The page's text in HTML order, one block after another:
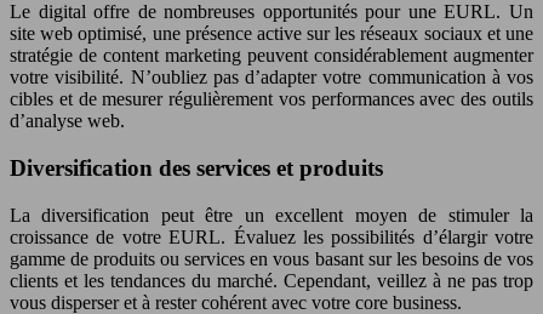
Le digital offre de nombreuses opportunités pour une EURL. Un
site web optimisé, une présence active sur les réseaux sociaux et une
stratégie de content marketing peuvent considérablement augmenter
votre visibilité. N’oubliez pas d’adapter votre communication à vos
cibles et de mesurer régulièrement vos performances avec des outils
d’analyse web.
Diversification des services et produits
La diversification peut être un excellent moyen de stimuler la
croissance de votre EURL. Évaluez les possibilités d’élargir votre
gamme de produits ou services en vous basant sur les besoins de vos
clients et les tendances du marché. Cependant, veillez à ne pas trop
vous disperser et à rester cohérent avec votre core business.